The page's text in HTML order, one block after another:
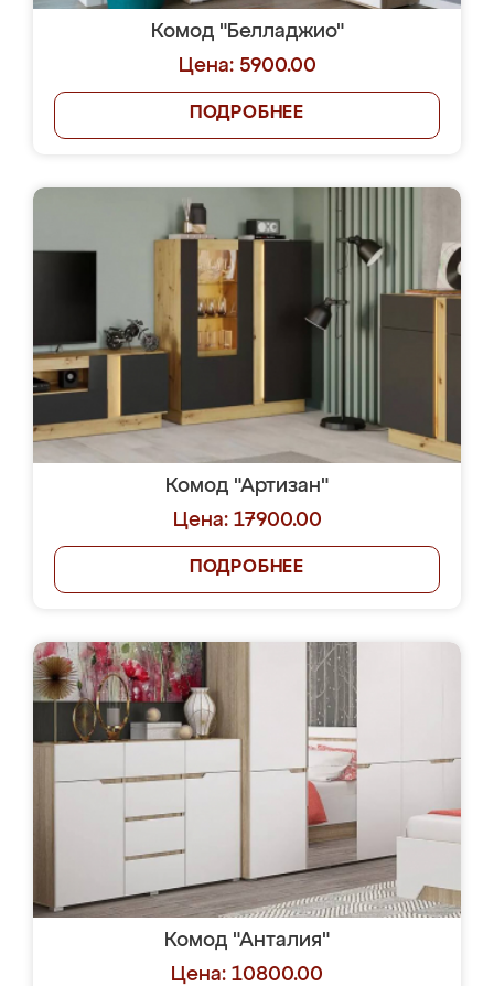
Комод "Белладжио"
Цена: 5900.00
ПОДРОБНЕЕ
Комод "Артизан"
Цена: 17900.00
ПОДРОБНЕЕ
Комод "Анталия"
Цена: 10800.00